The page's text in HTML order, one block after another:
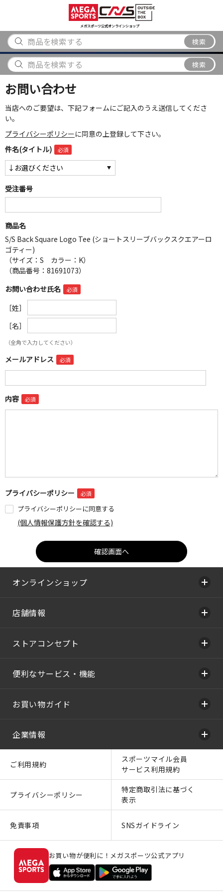
メガスポーツ公式オンラインショップ
検索
アウトドア
から探す
ブランド
から探す
検索
お問い合わせ
当店へのご要望は、下記フォームにご記入のうえ送信してくださ
い。
プライバシーポリシーに同意の上登録して下さい。
件名(タイトル)
受注番号
商品名
S/S Back Square Logo Tee (ショートスリーブバックスクエアーロ
ゴティー)
（サイズ：S カラー：K）
（商品番号：81691073）
お問い合わせ氏名
［姓］
［名］
（全角で入力してください）
メールアドレス
内容
プライバシーポリシー
プライバシーポリシーに同意する
(個人情報保護方針を確認する)
オンラインショップ
店舗情報
ストアコンセプト
便利なサービス・機能
お買い物ガイド
企業情報
ご利用規約
スポーツマイル会員
サービス利用規約
プライバシーポリシー
特定商取引法に基づく
表示
免責事項 SNSガイドライン
お買い物が便利に！メガスポーツ公式アプリ